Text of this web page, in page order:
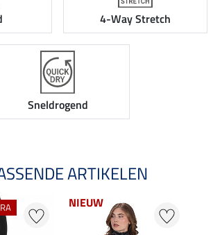
4-Way Stretch
Sneldrogend
ARTIKELEN
NIEUW